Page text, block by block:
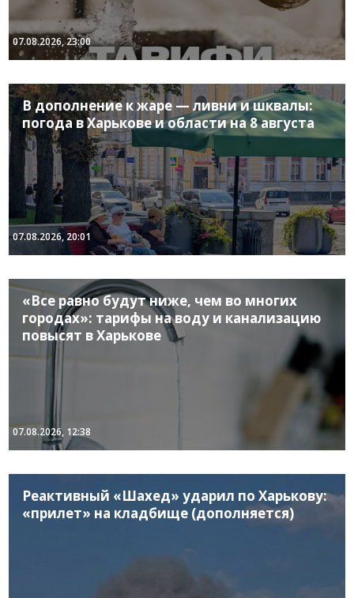
07.08.2026, 23:00
В дополнение к жаре — ливни и шквалы:
погода в Харькове и области на 8 августа
07.08.2026, 20:01
«Все равно будут ниже, чем во многих
городах»: тарифы на воду и канализацию
повысят в Харькове
07.08.2026, 12:38
Реактивный «Шахед» ударил по Харькову:
«прилет» на кладбище (дополняется)